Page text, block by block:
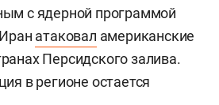
с ядерной программой
атаковал американские
Персидского залива.
в регионе остается